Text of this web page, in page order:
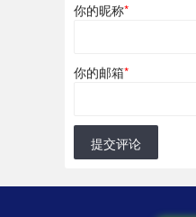
你的昵称*
你的邮箱*
提交评论